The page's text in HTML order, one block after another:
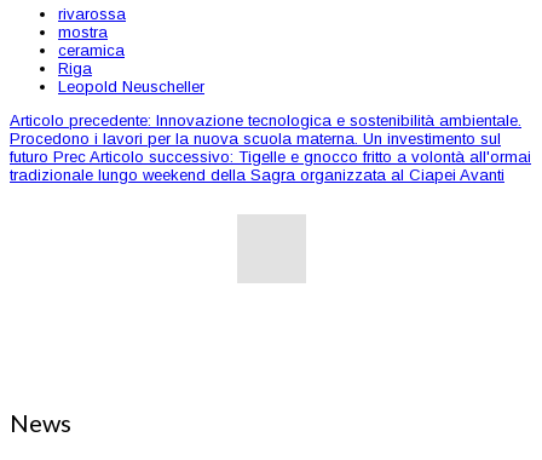
rivarossa
mostra
ceramica
Riga
Leopold Neuscheller
Articolo precedente: Innovazione tecnologica e sostenibilità ambientale.
Procedono i lavori per la nuova scuola materna. Un investimento sul
futuro Prec Articolo successivo: Tigelle e gnocco fritto a volontà all'ormai
tradizionale lungo weekend della Sagra organizzata al Ciapei Avanti
News